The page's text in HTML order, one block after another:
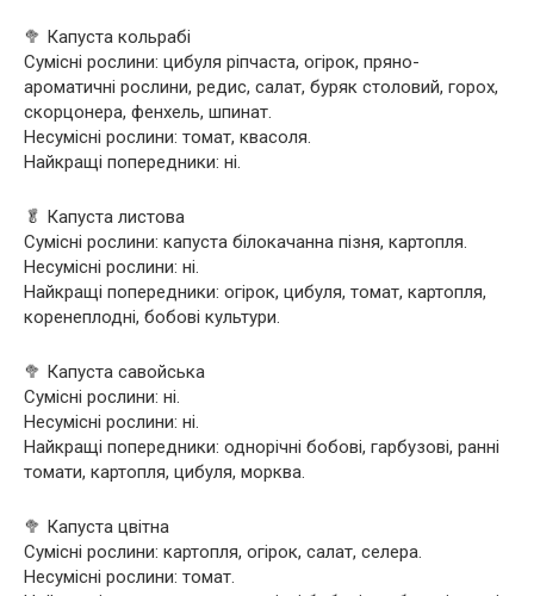
🥦 Капуста кольрабі
Сумісні рослини: цибуля ріпчаста, огірок, пряно-
ароматичні рослини, редис, салат, буряк столовий, горох,
скорцонера, фенхель, шпинат.
Несумісні рослини: томат, квасоля.
Найкращі попередники: ні.
🥬 Капуста листова
Сумісні рослини: капуста білокачанна пізня, картопля.
Несумісні рослини: ні.
Найкращі попередники: огірок, цибуля, томат, картопля,
коренеплодні, бобові культури.
🥦 Капуста савойська
Сумісні рослини: ні.
Несумісні рослини: ні.
Найкращі попередники: однорічні бобові, гарбузові, ранні
томати, картопля, цибуля, морква.
🥦 Капуста цвітна
Сумісні рослини: картопля, огірок, салат, селера.
Несумісні рослини: томат.